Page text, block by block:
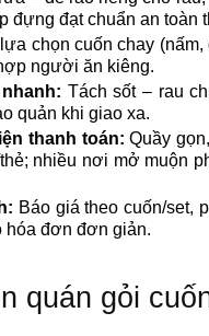
đựng đạt chuẩn an toàn
chọn cuốn chay
người ăn kiêng.
Tách sốt – rau
quản khi giao xa.
thanh toán: Quầy
nhiều nơi mở muộn
Báo giá theo cuốn/set,
hóa đơn đơn giản.
quán gỏi